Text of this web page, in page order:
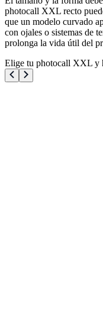
photocall XXL recto
que un modelo curvado
con ojales o sistemas de
prolonga la vida útil del
Elige tu photocall XXL y